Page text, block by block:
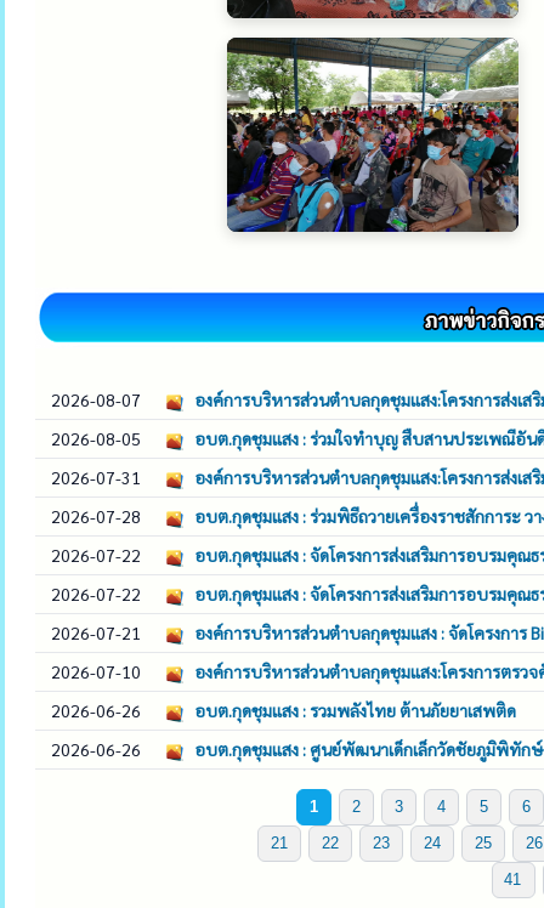
2026-08-07
องค์การบริหารส่วนตำบลกุดชุมแสง:โครงการส่ง
2026-08-05
อบต.กุดชุมแสง : ร่วมใจทำบุญ สืบสานประเพณีอัน
2026-07-31
องค์การบริหารส่วนตำบลกุดชุมแสง:โครงการส่ง
2026-07-28
อบต.กุดชุมแสง : ร่วมพิธีถวายเครื่องราชสักการ
2026-07-22
อบต.กุดชุมแสง : จัดโครงการส่งเสริมการอบรมคุ
2026-07-22
อบต.กุดชุมแสง : จัดโครงการส่งเสริมการอบรมคุ
2026-07-21
องค์การบริหารส่วนตำบลกุดชุมแสง : จัดโครงการ
2026-07-10
องค์การบริหารส่วนตำบลกุดชุมแสง:โครงการตรว
2026-06-26
อบต.กุดชุมแสง : รวมพลังไทย ต้านภัยยาเสพติด
2026-06-26
อบต.กุดชุมแสง : ศูนย์พัฒนาเด็กเล็กวัดชัยภูมิพิทักษ์
1 2 3 4 5
6
21
22 23 24 25
26
41